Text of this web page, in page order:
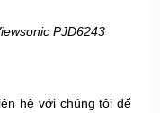
PJD6243
hệ với chúng tôi để